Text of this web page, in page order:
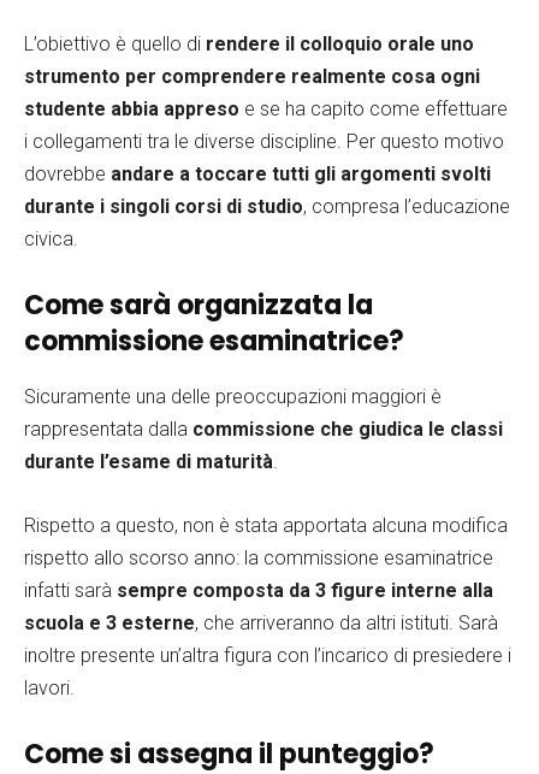
L’obiettivo è quello di rendere il colloquio orale uno
strumento per comprendere realmente cosa ogni
studente abbia appreso e se ha capito come effettuare
i collegamenti tra le diverse discipline. Per questo motivo
dovrebbe andare a toccare tutti gli argomenti svolti
durante i singoli corsi di studio, compresa l’educazione
civica.
Come sarà organizzata la
commissione esaminatrice?
Sicuramente una delle preoccupazioni maggiori è
rappresentata dalla commissione che giudica le classi
durante l’esame di maturità.
Rispetto a questo, non è stata apportata alcuna modifica
rispetto allo scorso anno: la commissione esaminatrice
infatti sarà sempre composta da 3 figure interne alla
scuola e 3 esterne, che arriveranno da altri istituti. Sarà
inoltre presente un’altra figura con l’incarico di presiedere i
lavori.
Come si assegna il punteggio?